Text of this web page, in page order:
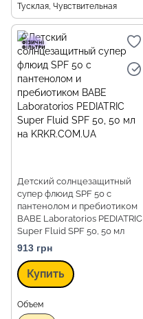
Тусклая, Чувствительная
Детский солнцезащитный
супер флюид SPF 50 с
пантенолом и пребиотиком
BABE Laboratorios PEDIATRIC
Super Fluid SPF 50, 50 мл
913 грн
Купить
Объем